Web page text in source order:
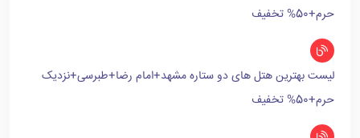
حرم+50% تخفیف
لیست بهترین هتل های دو ستاره مشهد+امام رضا+طبرسی+نزدیک
حرم+50% تخفیف